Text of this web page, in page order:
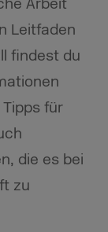
Leitfaden
findest du
für
die es bei
zu